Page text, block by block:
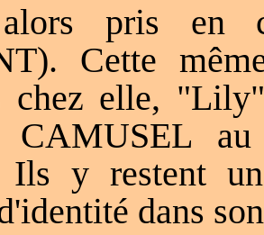
pris en
Cette
chez elle,
CAMUSEL
Ils y restent
dans